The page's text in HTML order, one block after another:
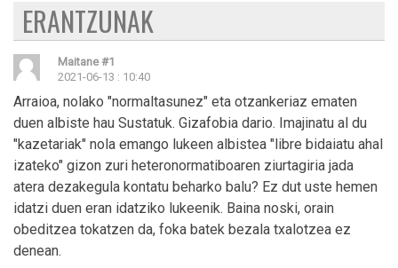
ERANTZUNAK
Maitane #1
2021-06-13 : 10:40
Arraioa, nolako "normaltasunez" eta otzankeriaz ematen
duen albiste hau Sustatuk. Gizafobia dario. Imajinatu al du
"kazetariak" nola emango lukeen albistea "libre bidaiatu ahal
izateko" gizon zuri heteronormatiboaren ziurtagiria jada
atera dezakegula kontatu beharko balu? Ez dut uste hemen
idatzi duen eran idatziko lukeenik. Baina noski, orain
obeditzea tokatzen da, foka batek bezala txalotzea ez
denean.